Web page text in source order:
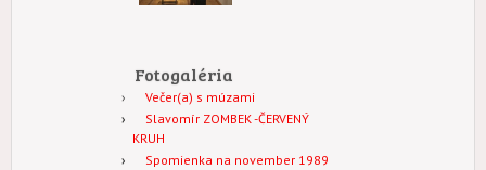
Fotogaléria
Večer(a) s múzami
Slavomír ZOMBEK -ČERVENÝ
KRUH
Spomienka na november 1989